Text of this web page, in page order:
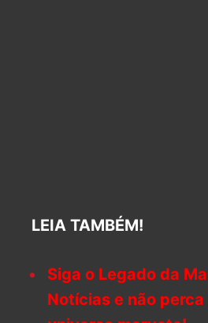
LEIA TAMBÉM!
Siga o Legado da
Notícias e não